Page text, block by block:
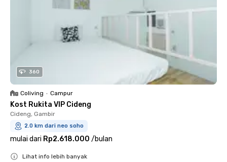
360
Coliving • Campur
Kost Rukita VIP Cideng
Cideng, Gambir
2.0 km dari neo soho
mulai dari Rp2.618.000 /bulan
Lihat info lebih banyak